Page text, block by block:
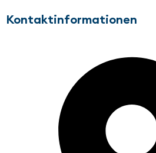
Kontaktinformationen